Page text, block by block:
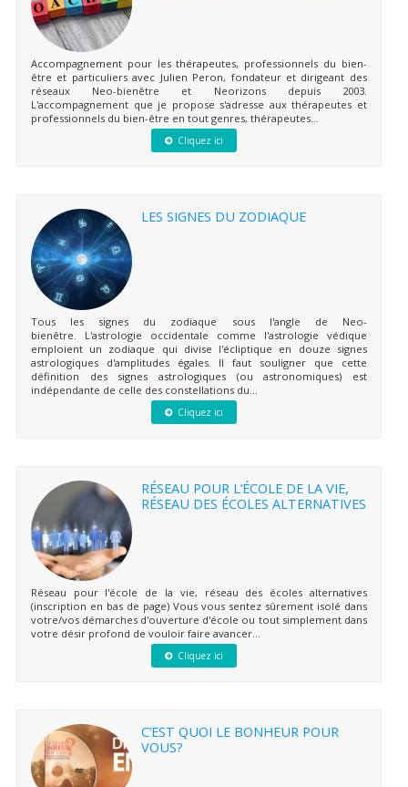
Accompagnement pour les thérapeutes, professionnels du bien-
être et particuliers avec Julien Peron, fondateur et dirigeant des
réseaux Neo-bienêtre et Neorizons depuis 2003.
L'accompagnement que je propose s'adresse aux thérapeutes et
professionnels du bien-être en tout genres, thérapeutes...
Cliquez ici
LES SIGNES DU ZODIAQUE
Tous les signes du zodiaque sous l'angle de Neo-
bienêtre. L'astrologie occidentale comme l'astrologie védique
emploient un zodiaque qui divise l'écliptique en douze signes
astrologiques d'amplitudes égales. Il faut souligner que cette
définition des signes astrologiques (ou astronomiques) est
indépendante de celle des constellations du...
Cliquez ici
RÉSEAU POUR L’ÉCOLE DE LA VIE,
RÉSEAU DES ÉCOLES ALTERNATIVES
Réseau pour l'école de la vie, réseau des écoles alternatives
(inscription en bas de page) Vous vous sentez sûrement isolé dans
votre/vos démarches d'ouverture d'école ou tout simplement dans
votre désir profond de vouloir faire avancer...
Cliquez ici
C’EST QUOI LE BONHEUR POUR
VOUS?